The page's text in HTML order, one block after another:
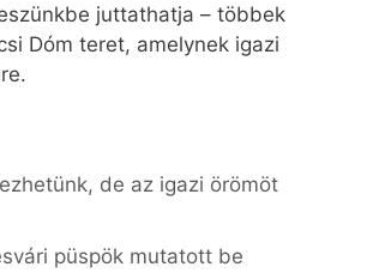
juttathatja – többek
Dóm teret, amelynek igazi
de az igazi örömöt
püspök mutatott be